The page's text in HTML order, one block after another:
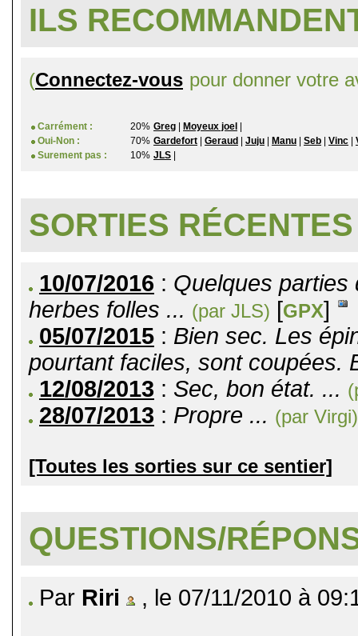
ILS
(Connectez-vous pour donner votre
Carrément : 20% Greg Moyeux joel
Oui-Non :
70% Gardefort Geraud Juju Manu Seb Vinc
Surement pas :
10% JLS
SORTIES RÉCENTES
10/07/2016 : Quelques parties
herbes folles ... (par JLS) [GPX]
05/07/2015 : Bien sec. Les
pourtant faciles, sont coupées.
12/08/2013 : Sec, bon état. ...
28/07/2013 : Propre ... (par Virgi)
[Toutes les sorties sur ce sentier]
QUESTIONS/
Par Riri , le 07/11/2010 à